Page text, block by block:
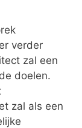
verder
zal een
doelen.
zal als een